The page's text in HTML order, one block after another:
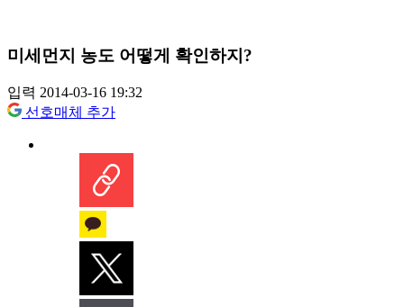
미세먼지 농도 어떻게 확인하지?
입력 2014-03-16 19:32
선호매체 추가